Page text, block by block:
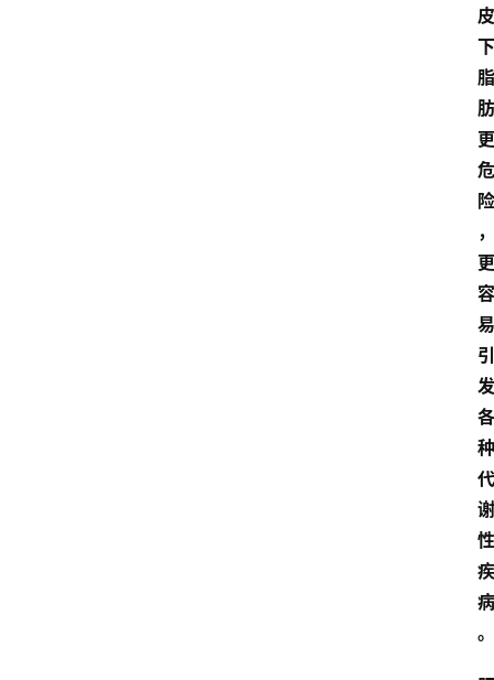
皮
下
脂
肪
更
危
险
，
更
容
易
引
发
各
种
代
谢
性
疾
病
。